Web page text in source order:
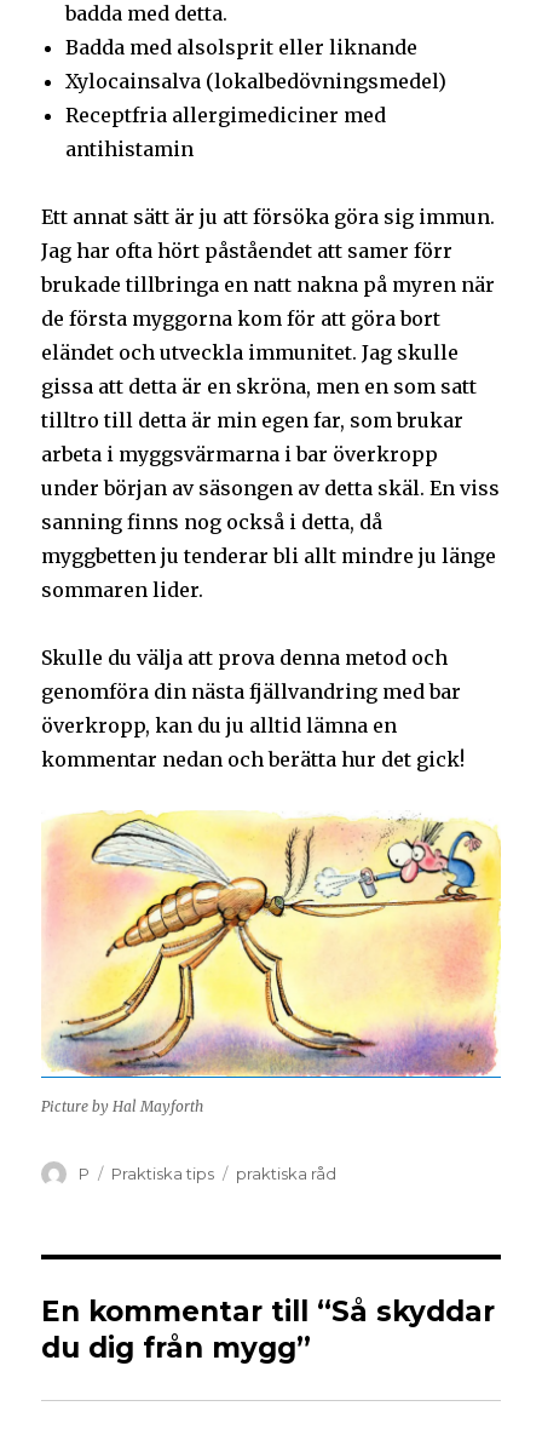
badda med detta.
Badda med alsolsprit eller liknande
Xylocainsalva (lokalbedövningsmedel)
Receptfria allergimediciner med
antihistamin
Ett annat sätt är ju att försöka göra sig immun.
Jag har ofta hört påståendet att samer förr
brukade tillbringa en natt nakna på myren när
de första myggorna kom för att göra bort
eländet och utveckla immunitet. Jag skulle
gissa att detta är en skröna, men en som satt
tilltro till detta är min egen far, som brukar
arbeta i myggsvärmarna i bar överkropp
under början av säsongen av detta skäl. En viss
sanning finns nog också i detta, då
myggbetten ju tenderar bli allt mindre ju länge
sommaren lider.
Skulle du välja att prova denna metod och
genomföra din nästa fjällvandring med bar
överkropp, kan du ju alltid lämna en
kommentar nedan och berätta hur det gick!
Picture by Hal Mayforth
P Praktiska tips praktiska råd
En kommentar till “Så skyddar
du dig från mygg”